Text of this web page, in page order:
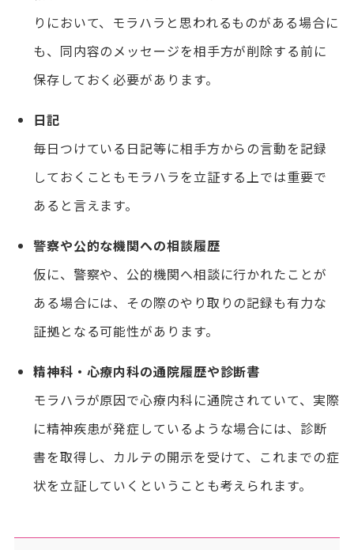
りにおいて、モラハラと思われるものがある場合に
も、同内容のメッセージを相手方が削除する前に
保存しておく必要があります。
日記
毎日つけている日記等に相手方からの言動を記録
しておくこともモラハラを立証する上では重要で
あると言えます。
警察や公的な機関への相談履歴
仮に、警察や、公的機関へ相談に行かれたことが
ある場合には、その際のやり取りの記録も有力な
証拠となる可能性があります。
精神科・心療内科の通院履歴や診断書
モラハラが原因で心療内科に通院されていて、実際
に精神疾患が発症しているような場合には、診断
書を取得し、カルテの開示を受けて、これまでの症
状を立証していくということも考えられます。